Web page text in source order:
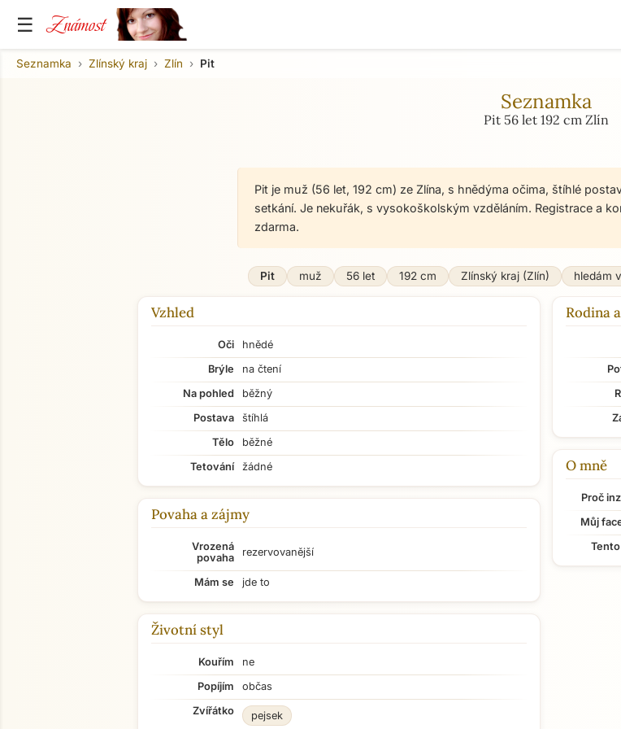
☰ Známost
Seznamka Zlínský kraj Zlín Pit
Seznamka
Pit 56 let 192 cm Zlín
Pit je muž (56 let, 192 cm) ze Zlína, s hnědýma očima, štíhlé
setkání. Je nekuřák, s vysokoškolským vzděláním. Registrace a
zdarma.
Pit muž 56 let 192 cm Zlínský kraj (Zlín) hledám
Vzhled
Oči
hnědé
Brýle
na čtení
Na pohled
běžný
Postava
štíhlá
Tělo
běžné
Tetování
žádné
Povaha a zájmy
Vrozená
povaha
rezervovanější
Mám se jde to
Životní styl
Kouřím
ne
Popíjím
občas
Zvířátko
pejsek
Rodina
O mně
Proč
Můj